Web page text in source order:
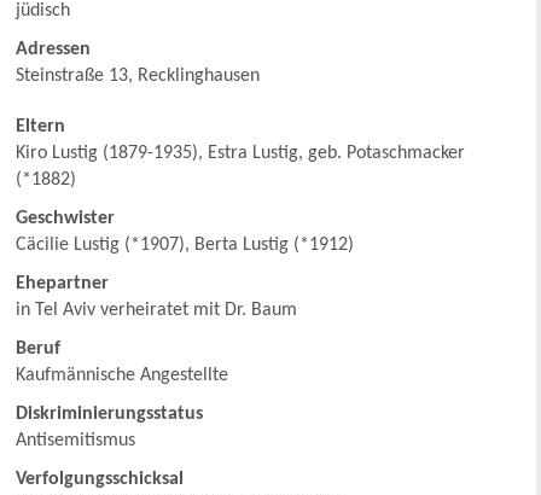
jüdisch
Adressen
Steinstraße 13, Recklinghausen
Eltern
Kiro Lustig (1879-1935), Estra Lustig, geb. Potaschmacker
(*1882)
Geschwister
Cäcilie Lustig (*1907), Berta Lustig (*1912)
Ehepartner
in Tel Aviv verheiratet mit Dr. Baum
Beruf
Kaufmännische Angestellte
Diskriminierungsstatus
Antisemitismus
Verfolgungsschicksal